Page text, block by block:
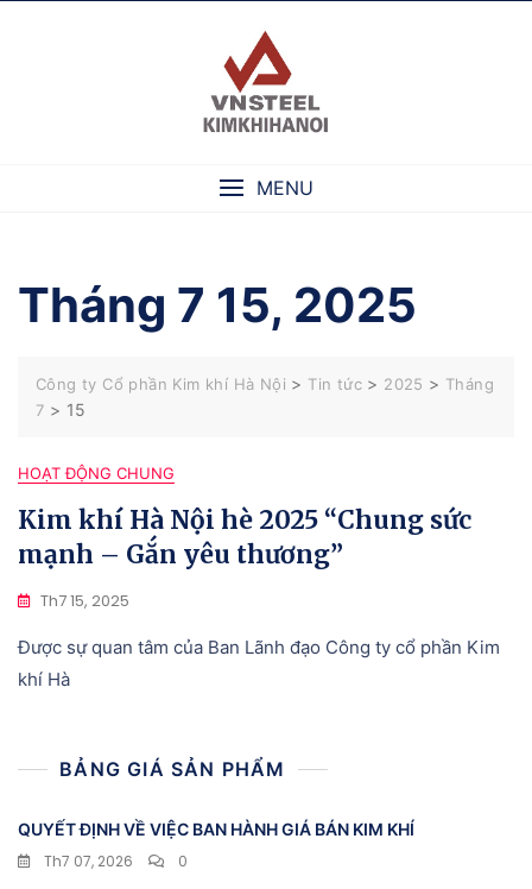
MENU
Tháng 7 15, 2025
Công ty Cổ phần Kim khí Hà Nội > Tin tức > 2025 > Tháng
7 > 15
HOẠT ĐỘNG CHUNG
Kim khí Hà Nội hè 2025 “Chung sức
mạnh – Gắn yêu thương”
Th7 15, 2025
Được sự quan tâm của Ban Lãnh đạo Công ty cổ phần Kim
khí Hà
BẢNG GIÁ SẢN PHẨM
QUYẾT ĐỊNH VỀ VIỆC BAN HÀNH GIÁ BÁN KIM KHÍ
Th7 07, 2026
0